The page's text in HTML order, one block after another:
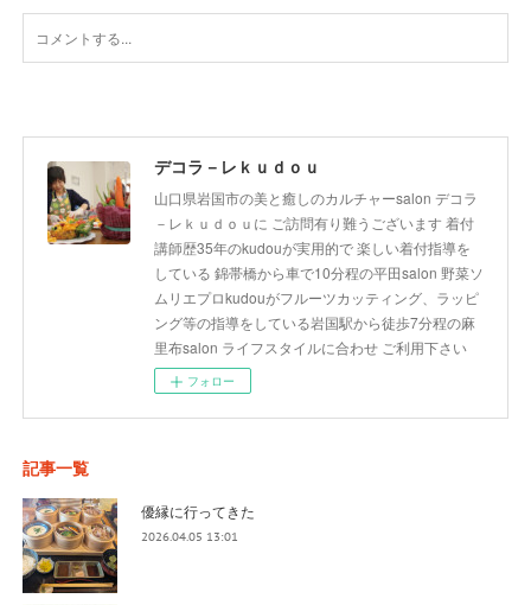
デコラ－レｋｕｄｏｕ
山口県岩国市の美と癒しのカルチャーsalon デコラ
－レｋｕｄｏｕに ご訪問有り難うございます 着付
講師歴35年のkudouが実用的で 楽しい着付指導を
している 錦帯橋から車で10分程の平田salon 野菜ソ
ムリエプロkudouがフルーツカッティング、ラッピ
ング等の指導をしている岩国駅から徒歩7分程の麻
里布salon ライフスタイルに合わせ ご利用下さい
フォロー
記事一覧
優縁に行ってきた
2026.04.05 13:01